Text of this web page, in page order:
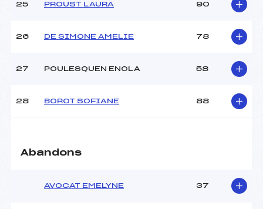
25 PROUST LAURA 90
26 DE SIMONE AMELIE 78
27 POULESQUEN ENOLA 58
28 BOROT SOFIANE 88
Abandons
AVOCAT EMELYNE 37